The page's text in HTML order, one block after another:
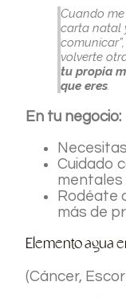
Cuando
carta natal
volverte
tu propia
que eres
En tu negocio:
Cuidado
mentales
Rodéate
más de
Elemento agua
(Cáncer,